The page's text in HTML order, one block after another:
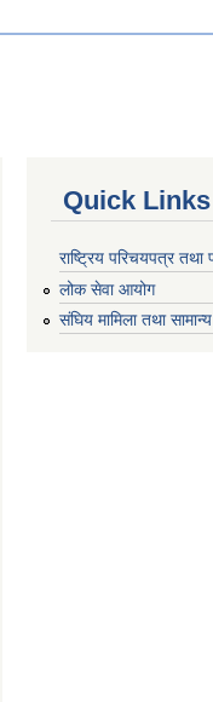
Quick Links
राष्ट्रिय परिचयपत्र तथा
लोक सेवा आयोग
संघिय मामिला तथा